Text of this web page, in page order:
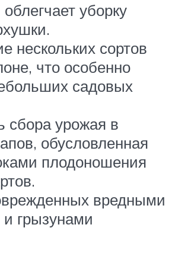
уборку
нескольких сортов
что особенно
садовых
сбора урожая в
обусловленная
плодоношения
вредными
грызунами